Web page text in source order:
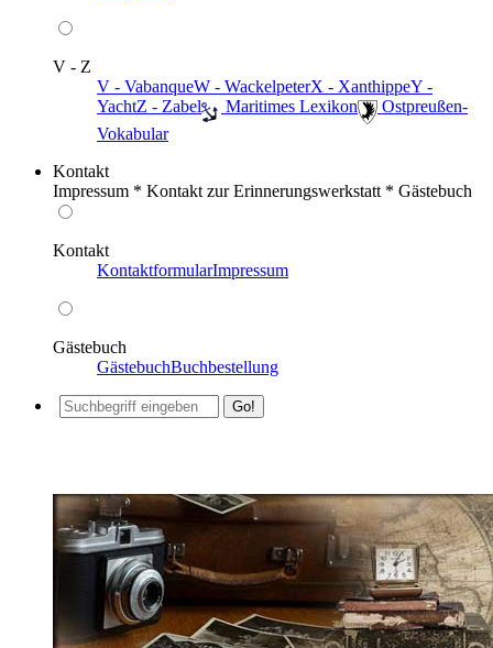
V - Z
V - VabanqueW - WackelpeterX - XanthippeY -
YachtZ - Zabel ️ Maritimes Lexikon
️ Ostpreußen-
Vokabular
Kontakt
Impressum * Kontakt zur Erinnerungswerkstatt * Gästebuch
Kontakt
KontaktformularImpressum
Gästebuch
GästebuchBuchbestellung